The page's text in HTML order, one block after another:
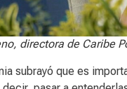
directora de Caribe
subrayó que es